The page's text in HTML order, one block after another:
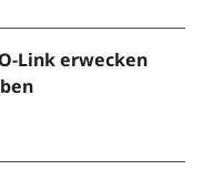
Link erwecken